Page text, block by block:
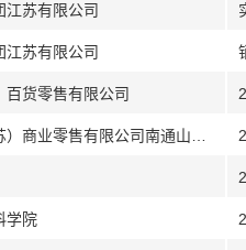
江苏有限公司
江苏有限公司
百货零售有限公司
学院